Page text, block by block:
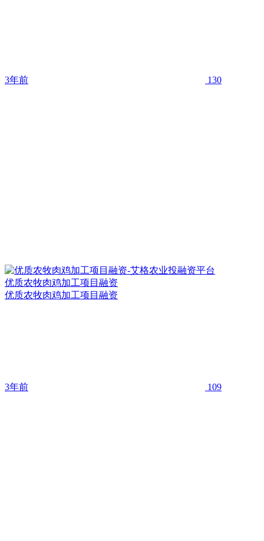
3年前 130
优质农牧肉鸡加工项目融资
优质农牧肉鸡加工项目融资
3年前 109